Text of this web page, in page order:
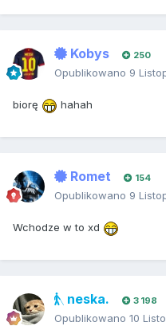
Kobys 250
Opublikowano 9
biorę hahah
Romet 154
Opublikowano 9
Wchodze w to xd
neska. 3 198
Opublikowano 10